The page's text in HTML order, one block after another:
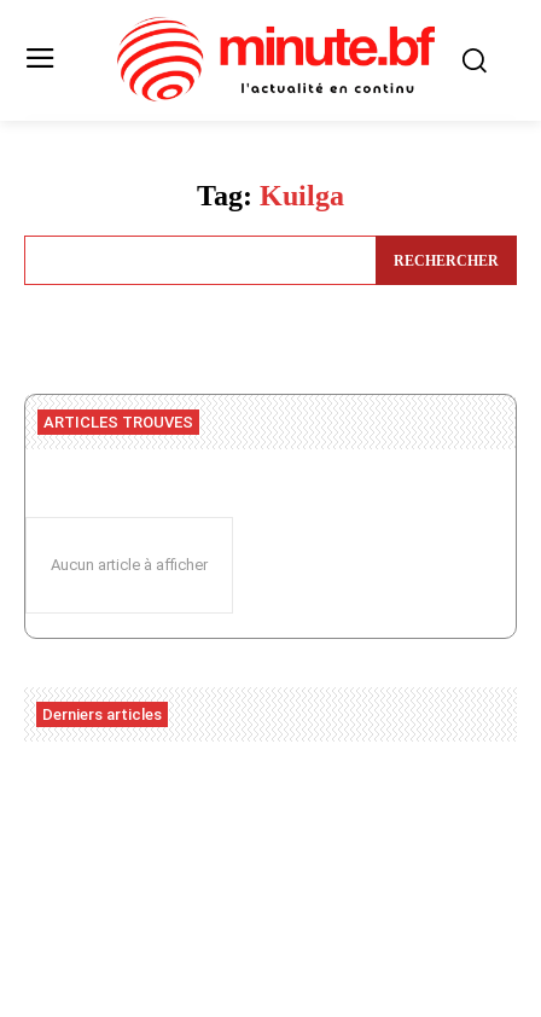
Tag: Kuilga
RECHERCHER
ARTICLES TROUVES
Aucun article à afficher
Derniers articles